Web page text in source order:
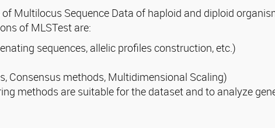
Multilocus Sequence Data of haploid and diploid
of MLSTest are:
sequences, allelic profiles construction, etc.)
Consensus methods, Multidimensional Scaling)
methods are suitable for the dataset and to analyze